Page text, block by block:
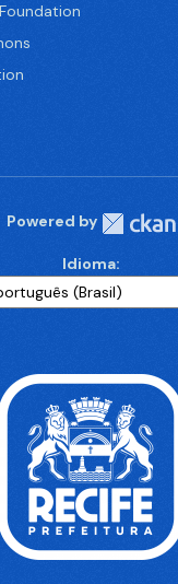
Powered by
Idioma